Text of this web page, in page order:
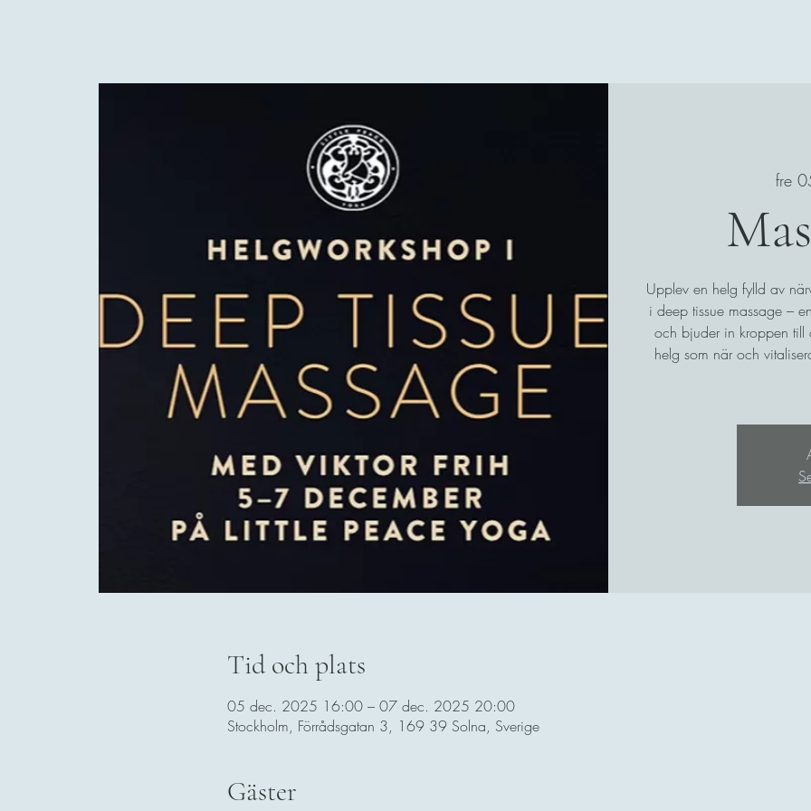
fre
Upplev en helg fylld av
i deep tissue massage –
och bjuder in kroppen till
helg som när och
Tid och plats
05 dec. 2025 16:00 – 07 dec. 2025 20:00
Stockholm, Förrådsgatan 3, 169 39 Solna, Sverige
Gäster